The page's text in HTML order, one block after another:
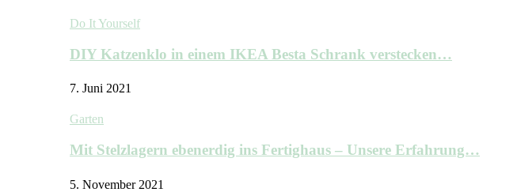
Do It Yourself
DIY Katzenklo in einem IKEA Besta Schrank verstecken…
7. Juni 2021
Garten
Mit Stelzlagern ebenerdig ins Fertighaus – Unsere Erfahrung…
5. November 2021